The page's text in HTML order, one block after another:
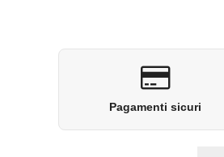
Pagamenti sicuri